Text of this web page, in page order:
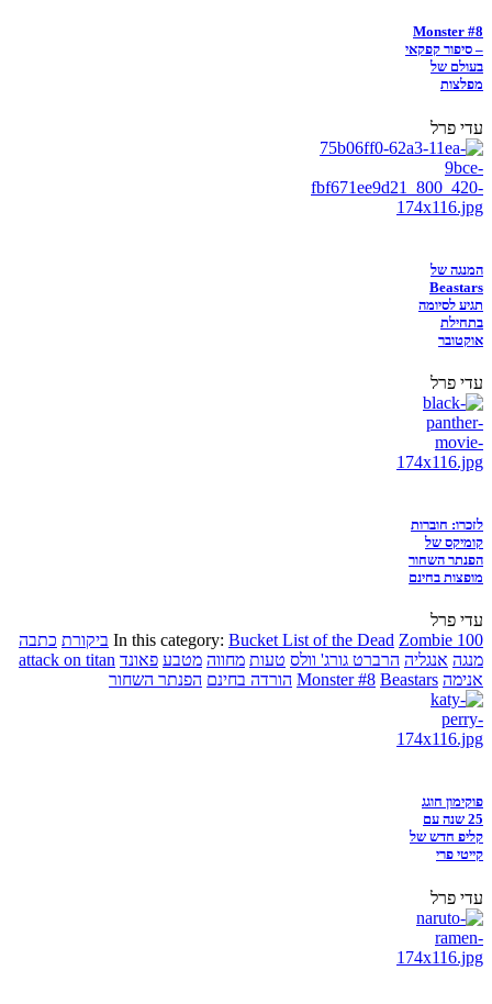
Monster #8
– סיפור קפקאי
בעולם של
מפלצות
עדי פרל
המנגה של
Beastars
תגיע לסיומה
בתחילת
אוקטובר
עדי פרל
לזכרו: חוברות
קומיקס של
הפנתר השחור
מופצות בחינם
עדי פרל
In this category: Bucket List of the Dead Zombie 100 ביקורת כתבה
מנגה אנגליה הרברט גורג' וולס טעות מחווה מטבע פאונד attack on titan
אנימה
Monster #8 Beastars הורדה בחינם הפנתר השחור
פוקימון חוגג
25 שנה עם
קליפ חדש של
קייטי פרי
עדי פרל